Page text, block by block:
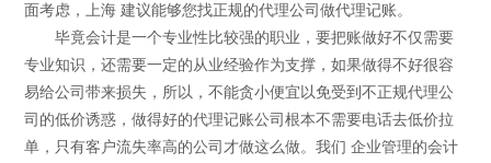
面考虑，上海 建议能够您找正规的代理公司做代理记账。
毕竟会计是一个专业性比较强的职业，要把账做好不仅需要
专业知识，还需要一定的从业经验作为支撑，如果做得不好很容
易给公司带来损失，所以，不能贪小便宜以免受到不正规代理公
司的低价诱惑，做得好的代理记账公司根本不需要电话去低价拉
单，只有客户流失率高的公司才做这么做。我们 企业管理的会计